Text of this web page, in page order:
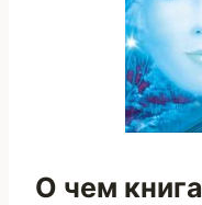
О чем книга